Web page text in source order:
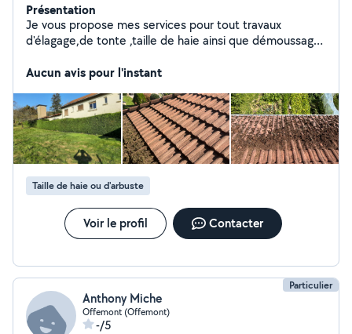
Présentation
Je vous propose mes services pour tout travaux
d'élagage,de tonte ,taille de haie ainsi que démoussage
Aucun avis pour l'instant
Taille de haie ou d'arbuste
Voir le profil Contacter
Particulier
Anthony Miche
Offemont (Offemont)
-/5